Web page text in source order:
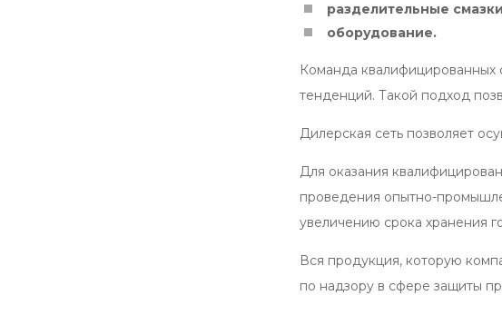
разделительные
оборудование.
Команда квалифицированных
тенденций. Такой подход
Дилерская сеть позволяет
Для оказания
проведения опытно-
увеличению срока хранения
Вся продукция, которую
по надзору в сфере защиты